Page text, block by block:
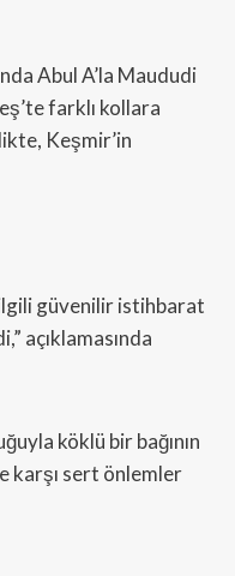
Abul A’la Maududi
farklı kollara
Keşmir’in
ilgili güvenilir istihbarat
açıklamasında
köklü bir bağının
karşı sert önlemler